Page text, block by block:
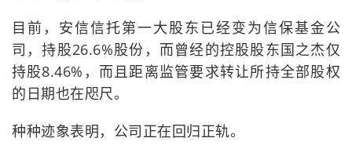
目前，安信信托第一大股东已经变为信保基金公
司，持股26.6%股份，而曾经的控股股东国之杰仅
持股8.46%，而且距离监管要求转让所持全部股权
的日期也在咫尺。
种种迹象表明，公司正在回归正轨。